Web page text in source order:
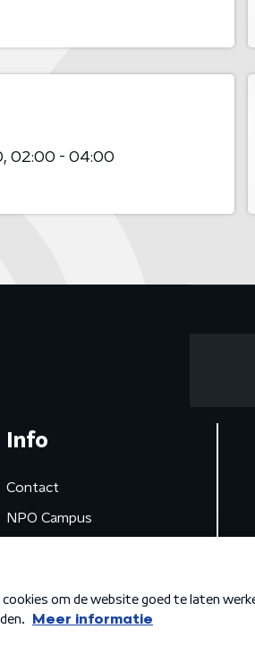
02:00 - 04:00
Info
Contact
NPO Campus